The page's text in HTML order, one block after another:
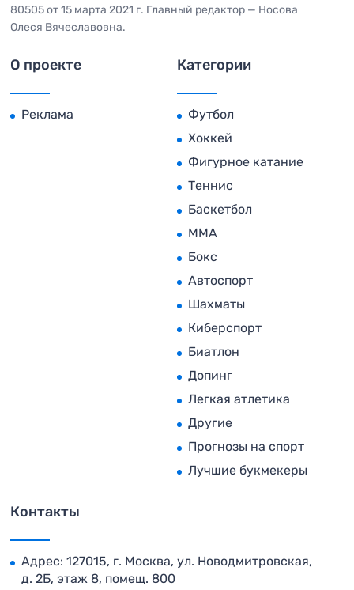
80505 от 15 марта 2021 г. Главный редактор — Носова
Олеся Вячеславовна.
О проекте
Реклама
Категории
Футбол
Хоккей
Фигурное катание
Теннис
Баскетбол
MMA
Бокс
Автоспорт
Шахматы
Киберспорт
Биатлон
Допинг
Легкая атлетика
Другие
Прогнозы на спорт
Лучшие букмекеры
Контакты
Адрес: 127015, г. Москва, ул. Новодмитровская,
д. 2Б, этаж 8, помещ. 800